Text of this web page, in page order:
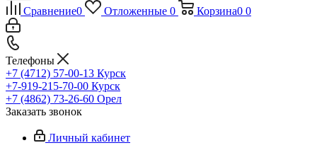
Сравнение0 Отложенные 0 Корзина0 0
Телефоны
+7 (4712) 57-00-13 Курск
+7-919-215-70-00 Курск
+7 (4862) 73-26-60 Орел
Заказать звонок
Личный кабинет